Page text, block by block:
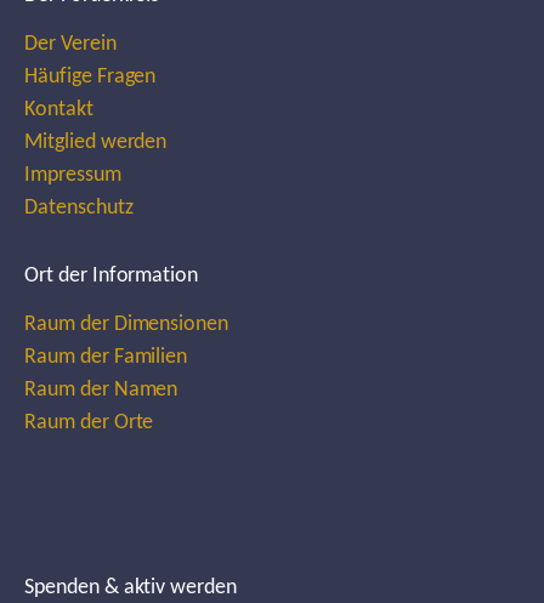
Der Verein
Häufige Fragen
Kontakt
Mitglied werden
Impressum
Datenschutz
Ort der Information
Raum der Dimensionen
Raum der Familien
Raum der Namen
Raum der Orte
Spenden & aktiv werden